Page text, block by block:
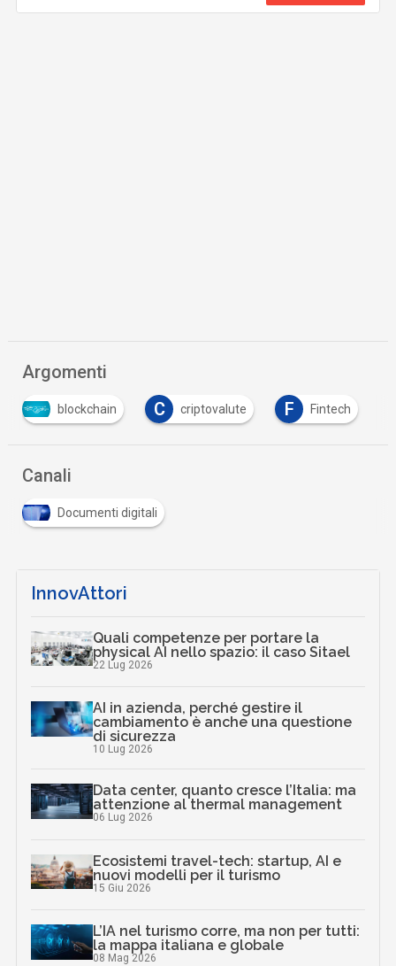
Argomenti
blockchain C criptovalute F Fintech
Canali
Documenti digitali
InnovAttori
Quali competenze per portare la
physical AI nello spazio: il caso Sitael
22 Lug 2026
AI in azienda, perché gestire il
cambiamento è anche una questione
di sicurezza
10 Lug 2026
Data center, quanto cresce l’Italia: ma
attenzione al thermal management
06 Lug 2026
Ecosistemi travel-tech: startup, AI e
nuovi modelli per il turismo
15 Giu 2026
L’IA nel turismo corre, ma non per tutti:
la mappa italiana e globale
08 Mag 2026